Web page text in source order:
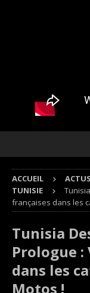
ACCUEIL
TUNISIE
françaises dans les
Tunisia
Prologue
dans les
Motos !